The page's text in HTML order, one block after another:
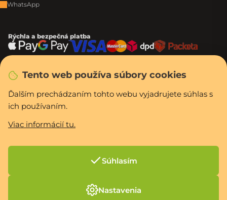
Tento web používa súbory cookies
Ďalším prechádzaním tohto webu vyjadrujete súhlas s
ich používaním.
Viac informácií tu.
Súhlasím
Nastavenia
WhatsApp
Rýchla a bezpečná platba
Vytvoril Shoptet Premium
cookies